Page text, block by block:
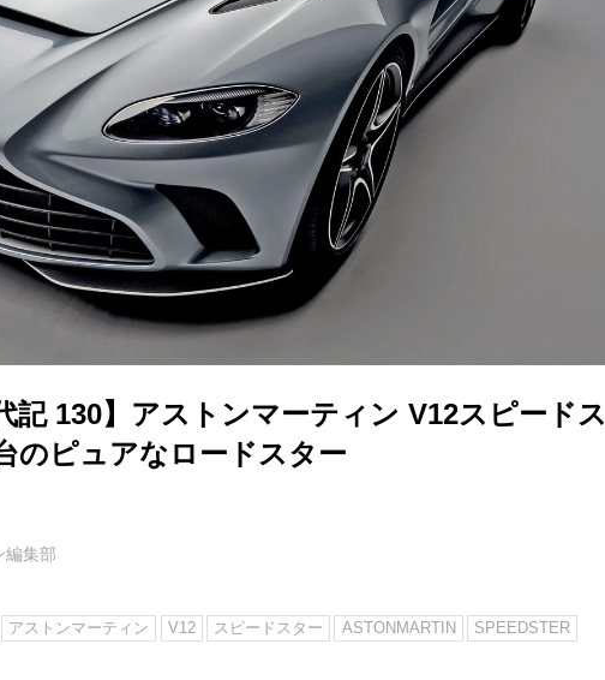
記 130】アストンマーティン V12スピードス
のピュアなロードスター
編集部
アストンマーティン V12 スピードスター ASTONMARTIN
SPEEDSTER